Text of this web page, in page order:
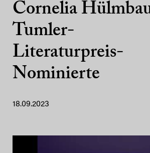
Cornelia
Tumler-
Literaturpreis-
Nominierte
18.09.2023